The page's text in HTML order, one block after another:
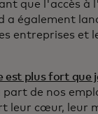
que l'accès à
a également
entreprises et
est plus fort que
de nos
leur cœur, leur